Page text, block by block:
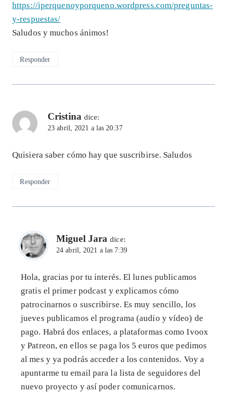
https://iperquenoyporqueno.wordpress.com/preguntas-
y-respuestas/
Saludos y muchos ánimos!
Responder
Cristina dice:
23 abril, 2021 a las 20:37
Quisiera saber cómo hay que suscribirse. Saludos
Responder
Miguel Jara dice:
24 abril, 2021 a las 7:39
Hola, gracias por tu interés. El lunes publicamos
gratis el primer podcast y explicamos cómo
patrocinarnos o suscribirse. Es muy sencillo, los
jueves publicamos el programa (audio y vídeo) de
pago. Habrá dos enlaces, a plataformas como Ivoox
y Patreon, en ellos se paga los 5 euros que pedimos
al mes y ya podrás acceder a los contenidos. Voy a
apuntarme tu email para la lista de seguidores del
nuevo proyecto y así poder comunicarnos.